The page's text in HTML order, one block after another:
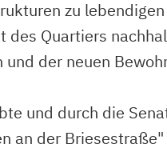
zu
Quartiers
der neuen
und durch die
der